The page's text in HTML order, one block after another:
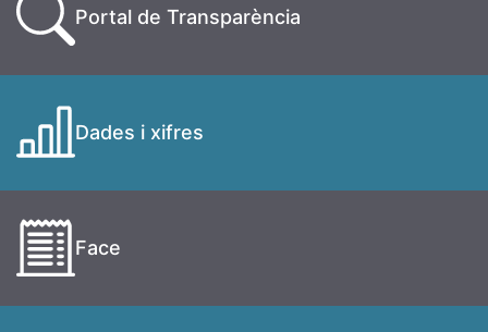
Portal de Transparència
Dades i xifres
Face